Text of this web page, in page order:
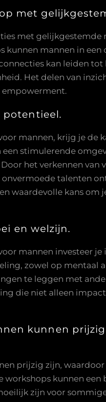
met
met
kunnen mannen in
kan leiden
Het delen van
empowerment.
potentieel.
mannen, krijg je
stimulerende
het verkennen
talenten
waardevolle kans
en welzijn.
mannen investeer
zowel op mentaal
te leggen met
die niet alleen
kunnen
prijzig zijn,
workshops kunnen
zijn voor